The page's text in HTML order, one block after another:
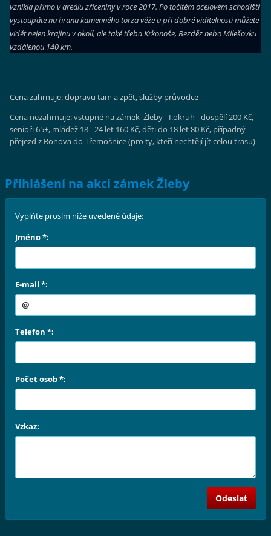
vznikla přímo v areálu zříceniny v roce 2017. Po točitém ocelovém schodišti
vystoupáte na hranu kamenného torza věže a při dobré viditelnosti můžete
vidět nejen krajinu v okolí, ale také třeba Krkonoše, Bezděz nebo Milešovku
vzdálenou 140 km.
Cena zahrnuje: dopravu tam a zpět, služby průvodce
Cena nezahrnuje: vstupné na zámek Žleby - I.okruh - dospělí 200 Kč,
senioři 65+, mládež 18 - 24 let 160 Kč, děti do 18 let 80 Kč, případný
přejezd z Ronova do Třemošnice (pro ty, kteří nechtějí jít celou trasu)
Přihlášení na akci zámek Žleby
Vyplňte prosím níže uvedené údaje:
Jméno *:
E-mail *:
Telefon *:
Počet osob *:
Vzkaz: